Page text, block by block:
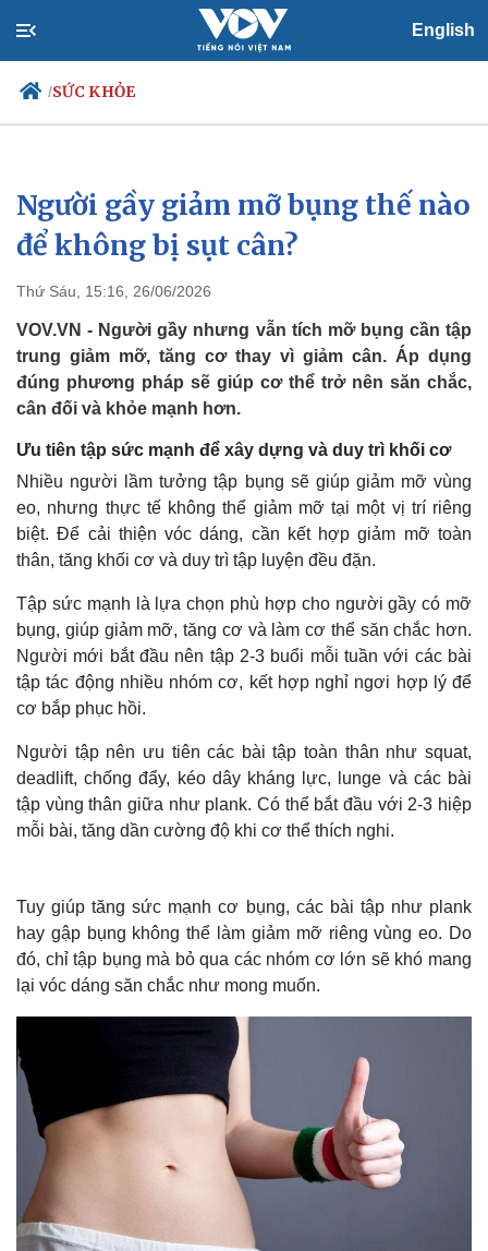
English
/SỨC KHỎE
Chính trị
Đảng
Tổ chức nhân sự
Nhận diện sự thật
Xã hội
Tin 24h
Dự báo thời tiết
Việc làm
Biển đảo
Người gầy giảm mỡ bụng thế nào
để không bị sụt cân?
Thứ Sáu, 15:16, 26/06/2026
VOV.VN - Người gầy nhưng vẫn tích mỡ bụng cần tập
trung giảm mỡ, tăng cơ thay vì giảm cân. Áp dụng
đúng phương pháp sẽ giúp cơ thể trở nên săn chắc,
cân đối và khỏe mạnh hơn.
Ưu tiên tập sức mạnh để xây dựng và duy trì khối cơ
Nhiều người lầm tưởng tập bụng sẽ giúp giảm mỡ vùng
eo, nhưng thực tế không thể giảm mỡ tại một vị trí riêng
biệt. Để cải thiện vóc dáng, cần kết hợp giảm mỡ toàn
thân, tăng khối cơ và duy trì tập luyện đều đặn.
Tập sức mạnh là lựa chọn phù hợp cho người gầy có mỡ
bụng, giúp giảm mỡ, tăng cơ và làm cơ thể săn chắc hơn.
Người mới bắt đầu nên tập 2-3 buổi mỗi tuần với các bài
tập tác động nhiều nhóm cơ, kết hợp nghỉ ngơi hợp lý để
cơ bắp phục hồi.
Người tập nên ưu tiên các bài tập toàn thân như squat,
deadlift, chống đẩy, kéo dây kháng lực, lunge và các bài
tập vùng thân giữa như plank. Có thể bắt đầu với 2-3 hiệp
mỗi bài, tăng dần cường độ khi cơ thể thích nghi.
Tuy giúp tăng sức mạnh cơ bụng, các bài tập như plank
hay gập bụng không thể làm giảm mỡ riêng vùng eo. Do
đó, chỉ tập bụng mà bỏ qua các nhóm cơ lớn sẽ khó mang
lại vóc dáng săn chắc như mong muốn.